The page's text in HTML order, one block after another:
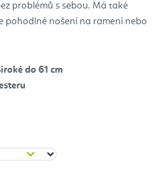
problémů s sebou. Má také
pohodlné nošení na rameni nebo
do 61 cm